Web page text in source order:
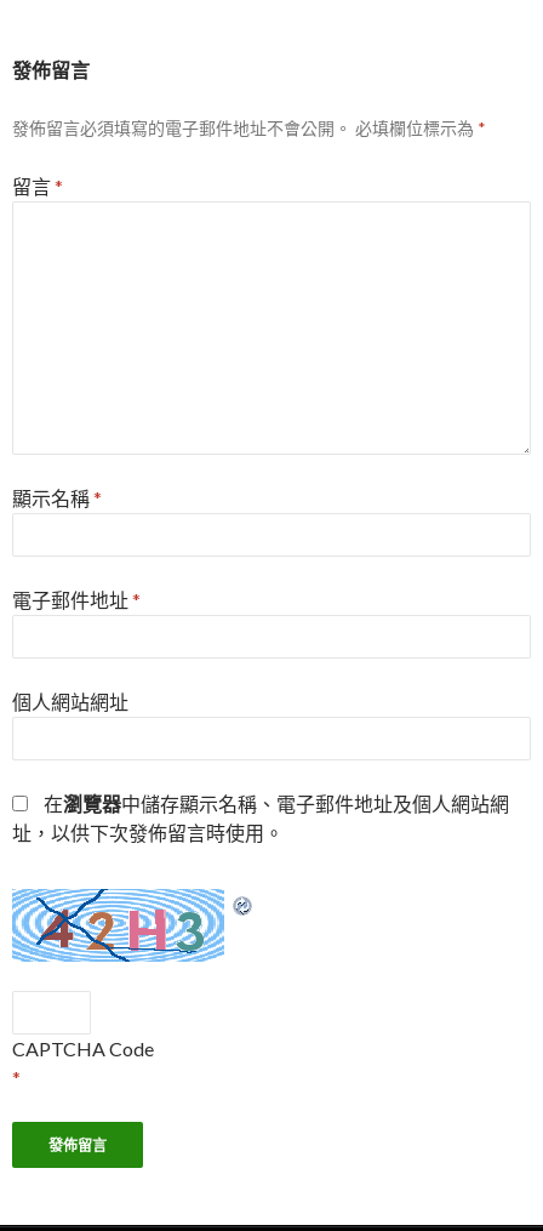
發佈留言
發佈留言必須填寫的電子郵件地址不會公開。 必填欄位標示為 *
留言*
顯示名稱*
電子郵件地址*
個人網站網址
在瀏覽器中儲存顯示名稱、電子郵件地址及個人網站網
址，以供下次發佈留言時使用。
CAPTCHA Code
*